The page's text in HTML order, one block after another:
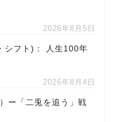
2026年8月5日
シフト)： 人生100年
2026年8月4日
ー「二兎を追う」戦